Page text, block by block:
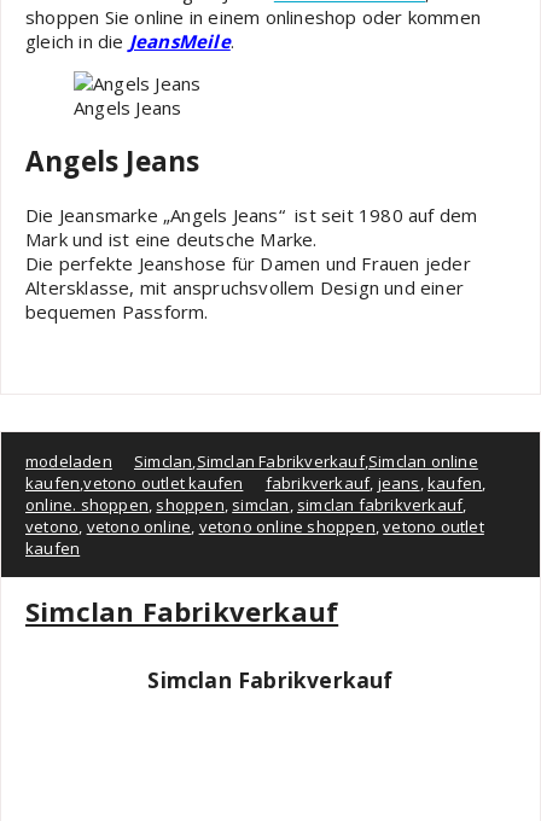
shoppen Sie online in einem onlineshop oder kommen
gleich in die JeansMeile.
Angels Jeans
Angels Jeans
Die Jeansmarke „Angels Jeans“ ist seit 1980 auf dem
Mark und ist eine deutsche Marke.
Die perfekte Jeanshose für Damen und Frauen jeder
Altersklasse, mit anspruchsvollem Design und einer
bequemen Passform.
modeladen Simclan,Simclan Fabrikverkauf,Simclan online
kaufen,vetono outlet kaufen fabrikverkauf, jeans,kaufen,
online. shoppen, shoppen, simclan, simclan fabrikverkauf,
vetono, vetono online, vetono online shoppen,vetono outlet
kaufen
Simclan Fabrikverkauf
Simclan Fabrikverkauf